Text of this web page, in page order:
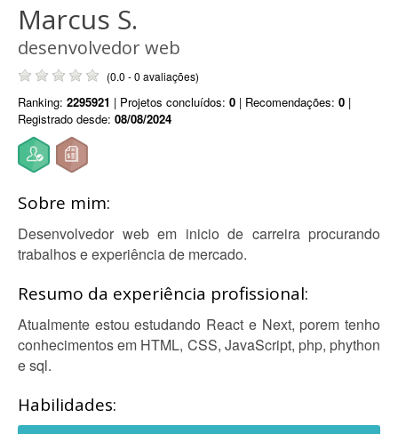
Marcus S.
desenvolvedor web
(0.0 - 0 avaliações)
Ranking: 2295921 | Projetos concluídos: 0 | Recomendações: 0 |
Registrado desde: 08/08/2024
Sobre mim:
Desenvolvedor web em inicio de carreira procurando
trabalhos e experiência de mercado.
Resumo da experiência profissional:
Atualmente estou estudando React e Next, porem tenho
conhecimentos em HTML, CSS, JavaScript, php, phython
e sql.
Habilidades: